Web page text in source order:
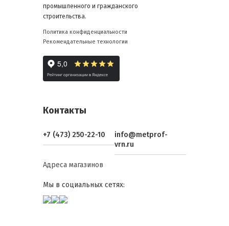
промышленного и гражданского
строительства.
Политика конфиденциальности
Рекомендательные технологии
Контакты
+7 (473) 250-22-10
info@metprof-
vrn.ru
Адреса магазинов
Мы в социальных сетях: